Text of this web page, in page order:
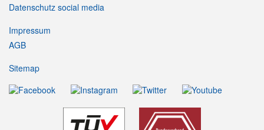
Datenschutz social media
Impressum
AGB
Sitemap